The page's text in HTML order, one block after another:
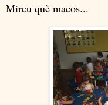
Mireu què macos...